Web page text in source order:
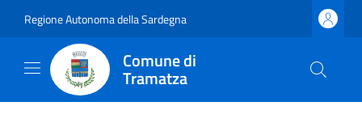
Regione Autonoma della Sardegna
Comune di
Tramatza